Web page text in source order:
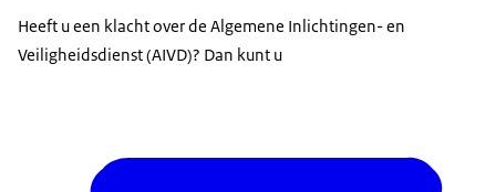
Heeft u een klacht over de Algemene Inlichtingen- en
Veiligheidsdienst (AIVD)? Dan kunt u